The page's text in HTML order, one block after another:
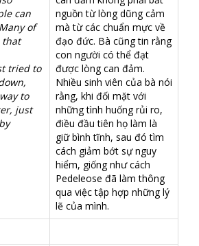
can
of
that
tried to
to
just
nguồn từ lòng dũng cảm
mà từ các chuẩn mực về
đạo đức. Bà cũng tin rằng
con người có thể đạt
được lòng can đảm.
Nhiều sinh viên của bà nói
rằng, khi đối mặt với
những tình huống rủi ro,
điều đầu tiên họ làm là
giữ bình tĩnh, sau đó tìm
cách giảm bớt sự nguy
hiểm, giống như cách
Pedeleose đã làm thông
qua việc tập hợp những lý
lẽ của mình.